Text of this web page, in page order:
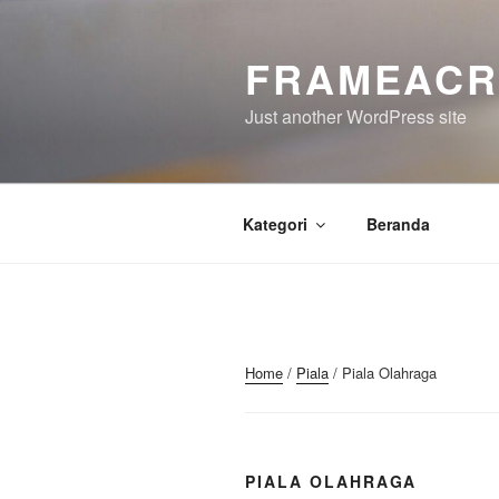
Just another WordPress site
Kategori Beranda
Home / Piala / Piala Olahraga
PIALA OLAHRAGA